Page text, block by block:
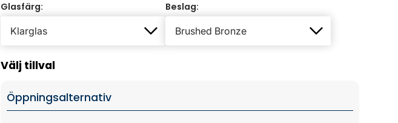
Glasfärg: Beslag:
Välj tillval
Öppningsalternativ